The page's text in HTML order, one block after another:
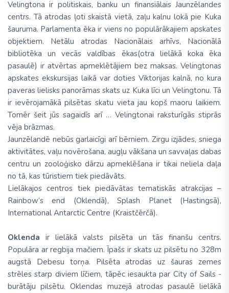
Velingtona ir politiskais, banku un finansiālais Jaunzēlandes
centrs. Tā atrodas ļoti skaistā vietā, zaļu kalnu lokā pie Kuka
šauruma. Parlamenta ēka ir viens no populārākajiem apskates
objektiem. Netālu atrodas Nacionālais arhīvs, Nacionālā
bibliotēka un vecās valdības ēkas(otra lielākā koka ēka
pasaulē) ir atvērtas apmeklētājiem bez maksas. Velingtonas
apskates ekskursijas laikā var doties Viktorijas kalnā, no kura
paveras lielisks panorāmas skats uz Kuka līci un Velingtonu. Tā
ir ievērojamākā pilsētas skatu vieta jau kopš maoru laikiem.
Tomēr šeit jūs sagaidīs arī … Velingtonai raksturīgās stiprās
vēja brāzmas.
Jaunzēlandē nebūs garlaicīgi arī bērniem. Zirgu izjādes, sniega
aktivitātes, vaļu novērošana, augļu vākšana un savvaļas dabas
centru un zooloģisko dārzu apmeklēšana ir tikai neliela daļa
no tā, kas tūristiem tiek piedāvāts.
Lielākajos centros tiek piedāvātas tematiskās atrakcijas –
Rainbow’s end (Oklendā), Splash Planet (Hastingsā),
International Antarctic Centre (Kraistčērčā).
Oklendair lielākā valsts pilsēta un tās finanšu centrs.
Populāra ar regbija mačiem. Īpašs ir skats uz pilsētu no 328m
augstā Debesu torņa. Pilsēta atrodas uz šauras zemes
strēles starp diviem līčiem, tāpēc iesaukta par City of Sails -
burātāju pilsētu. Oklendas muzejā atrodas pasaulē lielākā